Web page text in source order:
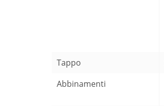
Tappo
Abbinamenti